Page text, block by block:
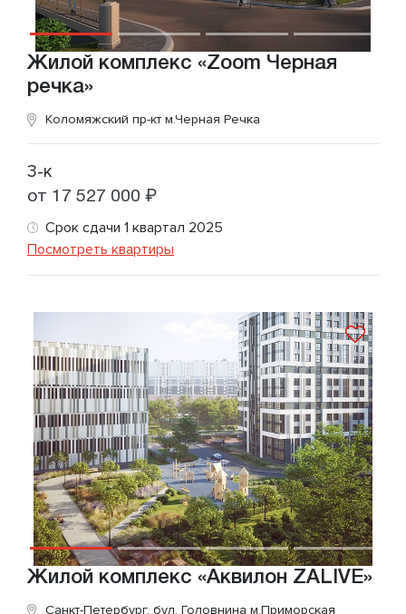
Жилой комплекс «Zoom Черная
речка»
Коломяжский пр-кт м.Черная Речка
3-к
от 17 527 000 ₽
Срок сдачи 1 квартал 2025
Посмотреть квартиры
Жилой комплекс «Аквилон ZALIVE»
Санкт-Петербург, бул. Головнина м.Приморская